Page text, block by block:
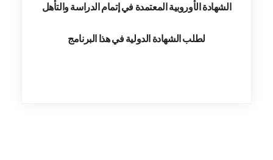
الشهادة الأوروبية المعتمدة في إتمام الدراسة والتأهل
لطلب الشهادة الدولية في هذا البرنامج